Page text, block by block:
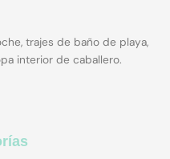
trajes de baño de playa,
interior de caballero.